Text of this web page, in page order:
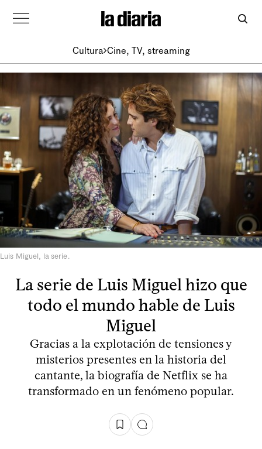
Cultura Cine, TV, streaming
Luis Miguel, la serie.
La serie de Luis Miguel hizo que
todo el mundo hable de Luis
Miguel
Gracias a la explotación de tensiones y
misterios presentes en la historia del
cantante, la biografía de Netflix se ha
transformado en un fenómeno popular.